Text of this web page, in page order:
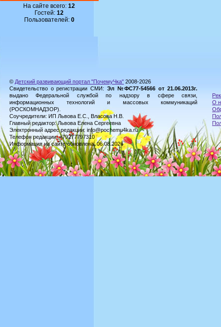
На сайте всего:12
Гостей:12
Пользователей: 0
© Детский развивающий портал "ПочемуЧка" 2008-2026
Свидетельство о регистрации СМИ: Эл №ФС77-54566 от 21.06.2013г.
выдано Федеральной службой по надзору в сфере связи,
информационных технологий и массовых коммуникаций
(РОСКОМНАДЗОР).
Соучредители: ИП Львова Е.С., Власова Н.В.
Главный редактор: Львова Елена Сергеевна
Электронный адрес редакции: info@pochemu4ka.ru
Телефон редакции: +79277797310
Информация на сайте обновлена: 06.08.2026
О